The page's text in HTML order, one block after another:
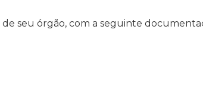
seu órgão, com a seguinte